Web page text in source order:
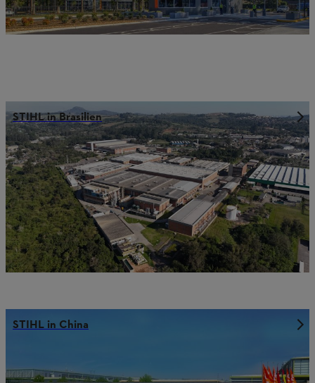
STIHL in Brasilien
STIHL in China